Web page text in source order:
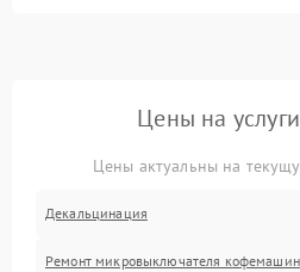
Цены на
Цены актуальны на
Декальцинация
Ремонт микровыключателя кофемашин